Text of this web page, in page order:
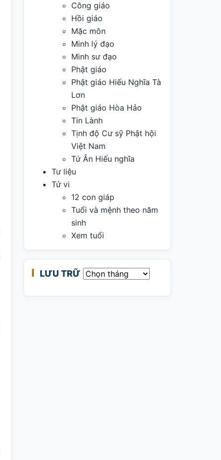
Công giáo
Hồi giáo
Mặc môn
Minh lý đạo
Minh sư đạo
Phật giáo
Phật giáo Hiếu Nghĩa Tà
Lơn
Phật giáo Hòa Hảo
Tin Lành
Tịnh độ Cư sỹ Phật hội
Việt Nam
Tứ Ân Hiếu nghĩa
Tư liệu
Tử vi
12 con giáp
Tuổi và mệnh theo năm
sinh
Xem tuổi
LƯU TRỮ Lưu trữ